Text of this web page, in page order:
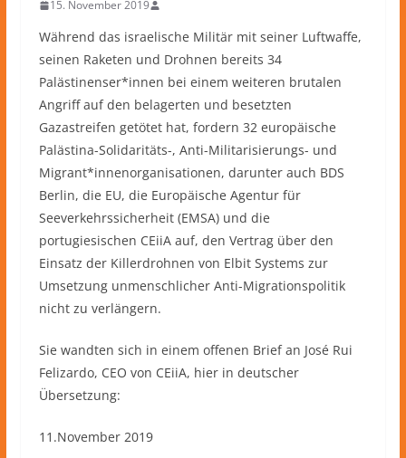
15. November 2019
Während das israelische Militär mit seiner Luftwaffe,
seinen Raketen und Drohnen bereits 34
Palästinenser*innen bei einem weiteren brutalen
Angriff auf den belagerten und besetzten
Gazastreifen getötet hat, fordern 32 europäische
Palästina-Solidaritäts-, Anti-Militarisierungs- und
Migrant*innenorganisationen, darunter auch BDS
Berlin, die EU, die Europäische Agentur für
Seeverkehrssicherheit (EMSA) und die
portugiesischen CEiiA auf, den Vertrag über den
Einsatz der Killerdrohnen von Elbit Systems zur
Umsetzung unmenschlicher Anti-Migrationspolitik
nicht zu verlängern.
Sie wandten sich in einem offenen Brief an José Rui
Felizardo, CEO von CEiiA, hier in deutscher
Übersetzung:
11.November 2019